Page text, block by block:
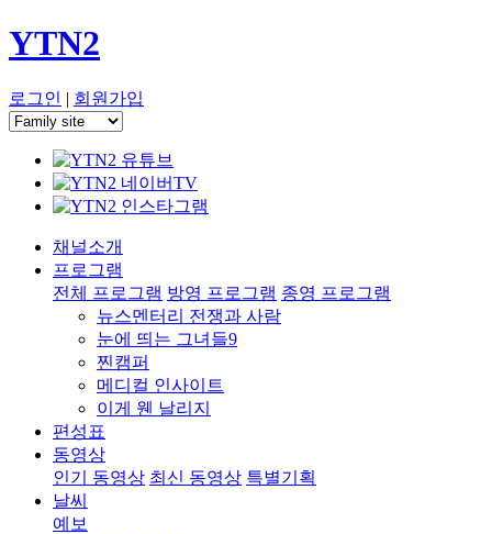
YTN2
로그인 | 회원가입
채널소개
프로그램
전체 프로그램 방영 프로그램 종영 프로그램
뉴스멘터리 전쟁과 사람
눈에 띄는 그녀들9
찐캠퍼
메디컬 인사이트
이게 웬 날리지
편성표
동영상
인기 동영상 최신 동영상 특별기획
날씨
예보